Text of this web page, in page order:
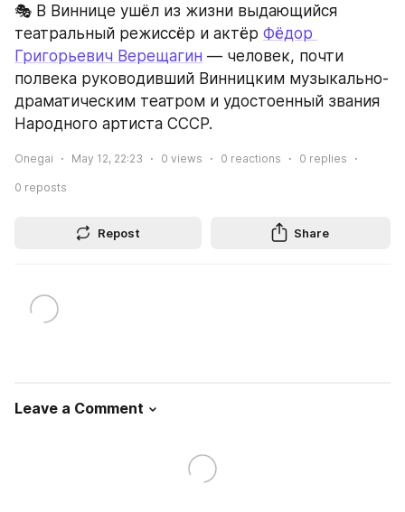
🎭 В Виннице ушёл из жизни выдающийся
театральный режиссёр и актёр Фёдор
Григорьевич Верещагин — человек, почти
полвека руководивший Винницким музыкально-
драматическим театром и удостоенный звания
Народного артиста СССР.
Onegai May 12, 22:23 0 views 0 reactions 0 replies
0 reposts
Repost Share
Leave a Comment